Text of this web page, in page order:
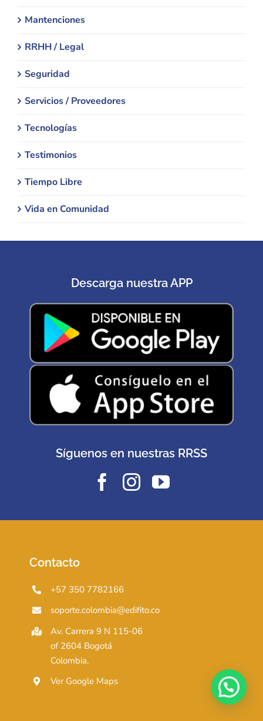
Mantenciones
RRHH / Legal
Seguridad
Servicios / Proveedores
Tecnologías
Testimonios
Tiempo Libre
Vida en Comunidad
Descarga nuestra APP
Síguenos en nuestras RRSS
Contacto
+57 350 7782166
soporte.colombia@edifito.co
Av. Carrera 9 N 115-06
of 2604 Bogotá
Colombia.
Ver Google Maps